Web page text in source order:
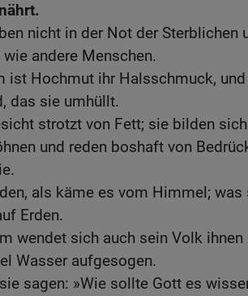
nicht in der Not der Sterblichen
andere Menschen.
ist Hochmut ihr Halsschmuck,
das sie umhüllt.
strotzt von Fett; sie bilden
und reden boshaft von
als käme es vom Himmel; was
Erden.
wendet sich auch sein Volk
Wasser aufgesogen.
sagen: »Wie sollte Gott es